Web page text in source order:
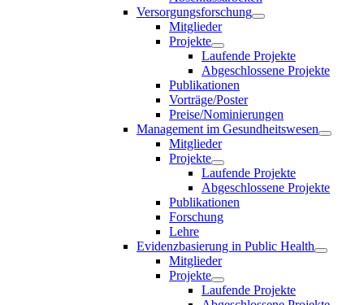
Versorgungsforschung
Mitglieder
Projekte
Laufende Projekte
Abgeschlossene Projekte
Publikationen
Vorträge/Poster
Preise/Nominierungen
Management im Gesundheitswesen
Mitglieder
Projekte
Laufende Projekte
Abgeschlossene Projekte
Publikationen
Forschung
Lehre
Evidenzbasierung in Public Health
Mitglieder
Projekte
Laufende Projekte